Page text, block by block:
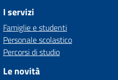
I servizi
Famiglie e studenti
Personale scolastico
Percorsi di studio
Le novità